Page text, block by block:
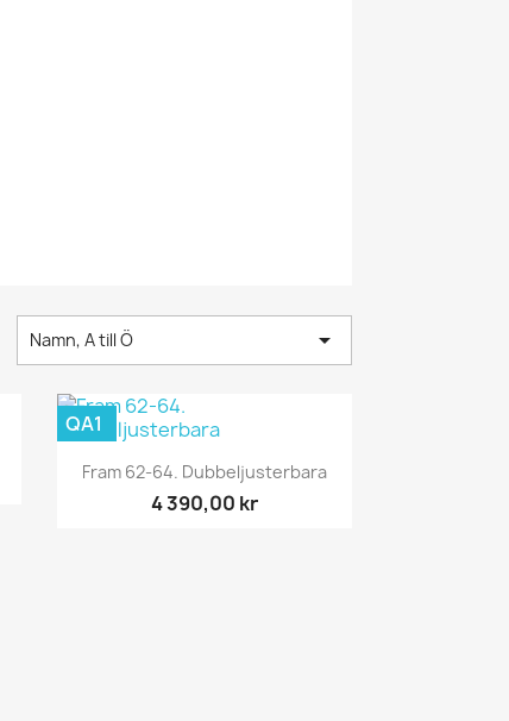
Namn, A till Ö 
 Snabbvy
Fram 62-64. Dubbeljusterbara
4 390,00 kr
QA1